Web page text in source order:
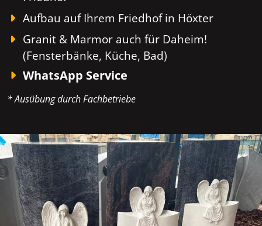
Aufbau auf Ihrem Friedhof in Höxter
Granit & Marmor auch für Daheim!
(Fensterbänke, Küche, Bad)
WhatsApp Service
* Ausübung durch Fachbetriebe